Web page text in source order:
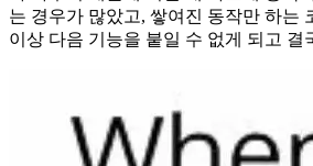
는 경우가 많았고, 쌓여진 동작만 하는
이상 다음 기능을 붙일 수 없게 되고 결